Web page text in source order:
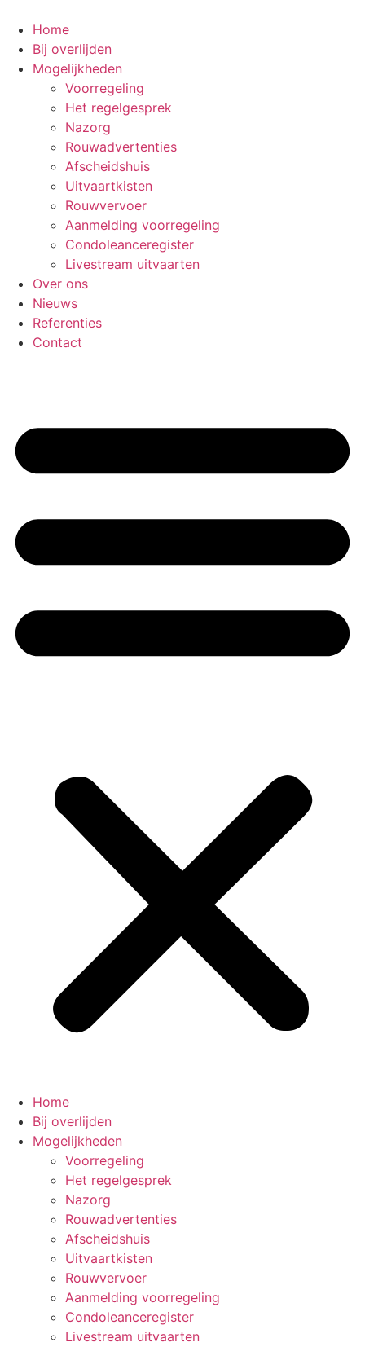
naar
inhoud
Home
Bij overlijden
Mogelijkheden
Voorregeling
Het regelgesprek
Nazorg
Rouwadvertenties
Afscheidshuis
Uitvaartkisten
Rouwvervoer
Aanmelding voorregeling
Condoleanceregister
Livestream uitvaarten
Over ons
Nieuws
Referenties
Contact
Home
Bij overlijden
Mogelijkheden
Voorregeling
Het regelgesprek
Nazorg
Rouwadvertenties
Afscheidshuis
Uitvaartkisten
Rouwvervoer
Aanmelding voorregeling
Condoleanceregister
Livestream uitvaarten